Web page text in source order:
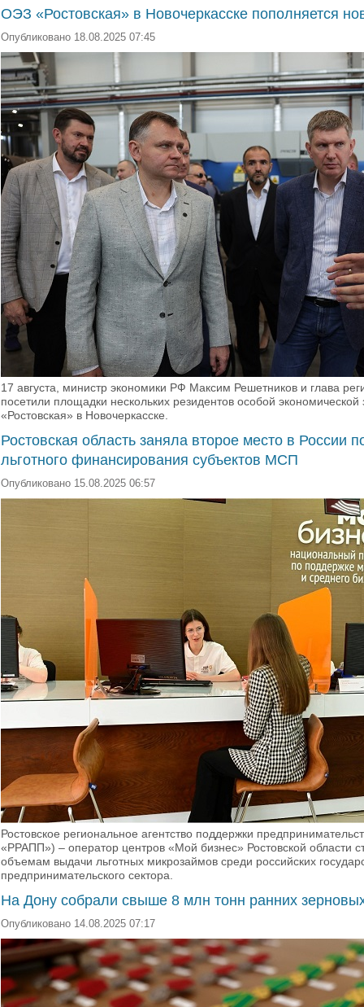
ОЭЗ «Ростовская» в Новочеркасске пополняется
Опубликовано 18.08.2025 07:45
17 августа, министр экономики РФ Максим Решетников и глава
посетили площадки нескольких резидентов особой
«Ростовская» в Новочеркасске.
Ростовская область заняла второе место в России
льготного финансирования субъектов МСП
Опубликовано 15.08.2025 06:57
Ростовское региональное агентство поддержки
«РРАПП») – оператор центров «Мой бизнес» Ростовской области
объемам выдачи льготных микрозаймов среди российских
предпринимательского сектора.
На Дону собрали свыше 8 млн тонн ранних
Опубликовано 14.08.2025 07:17